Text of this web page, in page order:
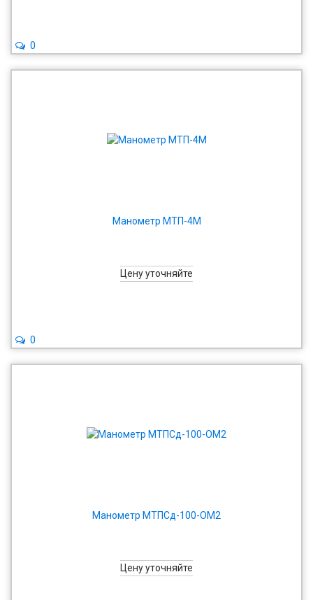
0
Манометр МТП-4М
Цену уточняйте
0
Манометр МТПСд-100-ОМ2
Цену уточняйте